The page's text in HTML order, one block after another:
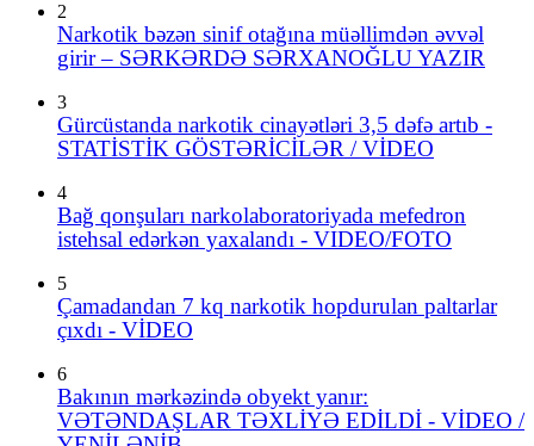
2
Narkotik bəzən sinif otağına müəllimdən əvvəl
girir – SƏRKƏRDƏ SƏRXANOĞLU YAZIR
3
Gürcüstanda narkotik cinayətləri 3,5 dəfə artıb -
STATİSTİK GÖSTƏRİCİLƏR / VİDEO
4
Bağ qonşuları narkolaboratoriyada mefedron
istehsal edərkən yaxalandı - VIDEO/FOTO
5
Çamadandan 7 kq narkotik hopdurulan paltarlar
çıxdı - VİDEO
6
Bakının mərkəzində obyekt yanır:
VƏTƏNDAŞLAR TƏXLİYƏ EDİLDİ - VİDEO /